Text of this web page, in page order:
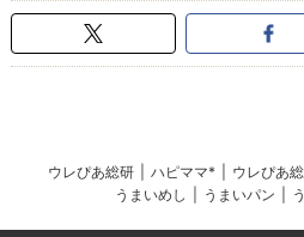
ウレぴあ総研 ハピママ* ウレぴあ
うまいめし
うまいパン